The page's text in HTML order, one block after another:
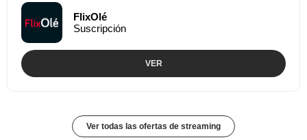
FlixOlé
Suscripción
VER
Ver todas las ofertas de streaming